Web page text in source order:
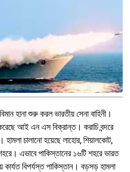
হানা শুরু করল ভারতীয় সেনা বাহিনী।
আই এন এস বিক্রান্ত। করাচি বন্দরে
হামলা চালানো হয়েছে লাহোর, শিয়ালকোট,
এভাবে পাকিস্তানের ১৬টি শহরে ভারত
কার্যত বিপর্যস্ত পাকিস্তান। বড়সড় হামলা